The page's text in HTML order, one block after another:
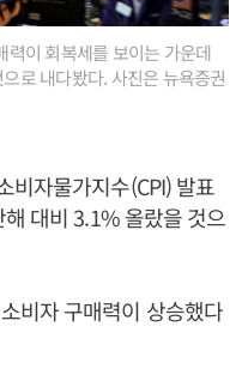
이 회복세를 보이는 가운데
로 내다봤다. 사진은 뉴욕증권
비자물가지수(CPI) 발표
대비 3.1% 올랐을 것으
비자 구매력이 상승했다